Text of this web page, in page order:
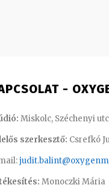
-
Miskolc, Széchenyi
szerkesztő: Csrefkó
Monoczki Mária